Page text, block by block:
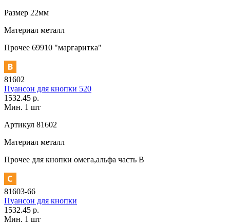
Размер 22мм
Материал металл
Прочее 69910 "маргаритка"
81602
Пуансон для кнопки 520
1532.45 р.
Мин. 1 шт
Артикул 81602
Материал металл
Прочее для кнопки омега,альфа часть В
81603-66
Пуансон для кнопки
1532.45 р.
Мин. 1 шт